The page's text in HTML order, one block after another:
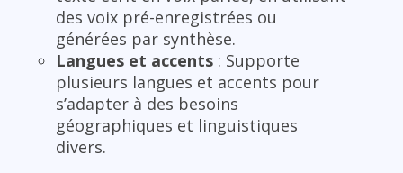
des voix pré-enregistrées ou
générées par synthèse.
Langues et accents : Supporte
plusieurs langues et accents pour
s’adapter à des besoins
géographiques et linguistiques
divers.